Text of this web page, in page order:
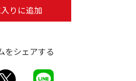
りに追加
をシェアする